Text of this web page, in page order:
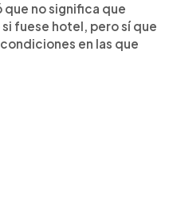
que no significa que
fuese hotel, pero sí que
en las que